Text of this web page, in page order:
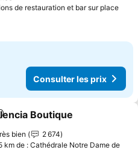
de restauration et bar sur place
Consulter les prix
à mes favoris
Boutique
bien
2 674
km de : Cathédrale Notre Dame de